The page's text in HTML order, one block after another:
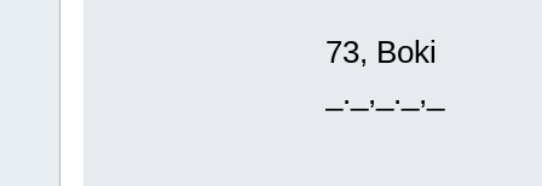
73, Boki
_._,_._,_